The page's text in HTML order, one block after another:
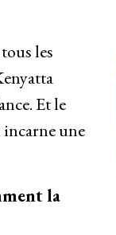
les
Et le
une
la